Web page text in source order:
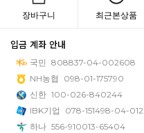
장바구니 최근본상품
입금 계좌 안내
국민 808837-04-002608
NH농협
098-01-175790
신한 100-026-840244
IBK기업
078-151498-04-012
하나 556-910013-65404